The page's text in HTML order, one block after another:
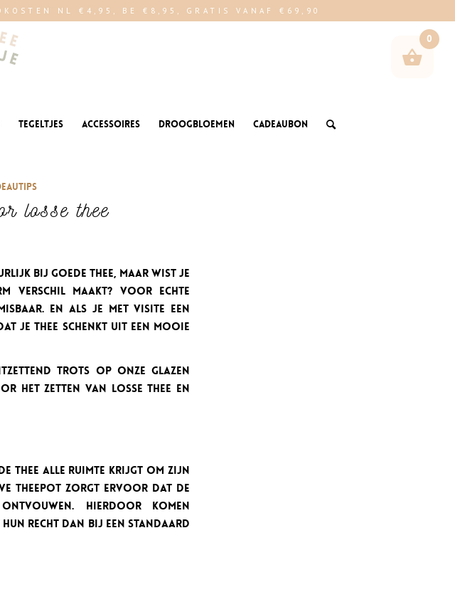
NL €4,95, BE €8,95, GRATIS VANAF €69,90
Tegeltjes Accessoires Droogbloemen Cadeaubon
losse thee
bij goede thee, maar wist je
verschil maakt? Voor echte
En als je met visite een
je thee schenkt uit een mooie
trots op onze glazen
het zetten van losse thee en
thee alle ruimte krijgt om zijn
theepot zorgt ervoor dat de
Hierdoor komen
hun recht dan bij een standaard
0